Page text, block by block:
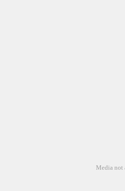
Media not